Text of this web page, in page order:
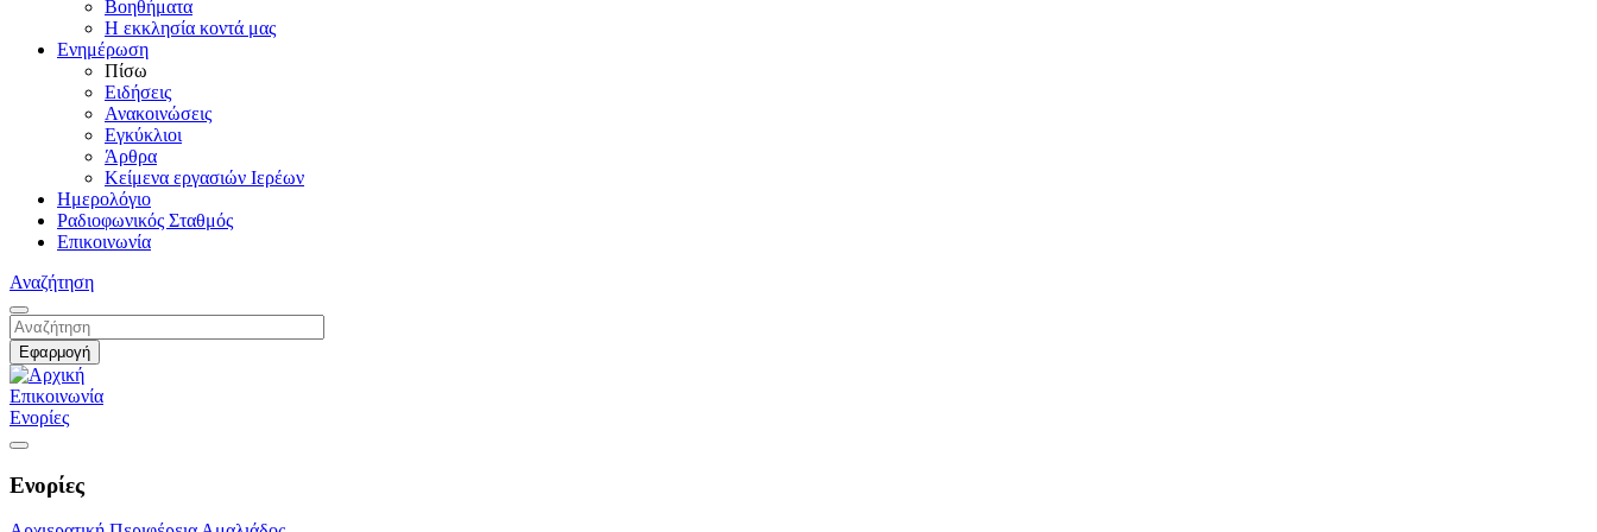
Βοηθήματα
Η εκκλησία κοντά μας
Ενημέρωση
Πίσω
Ειδήσεις
Ανακοινώσεις
Εγκύκλιοι
Άρθρα
Κείμενα εργασιών Ιερέων
Ημερολόγιο
Ραδιοφωνικός Σταθμός
Επικοινωνία
Αναζήτηση
Επικοινωνία
Ενορίες
Ενορίες